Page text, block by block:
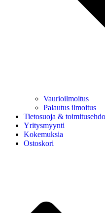
Vaurioilmoitus
Palautus ilmoitus
Tietosuoja &
Yritysmyynti
Kokemuksia
Ostoskori